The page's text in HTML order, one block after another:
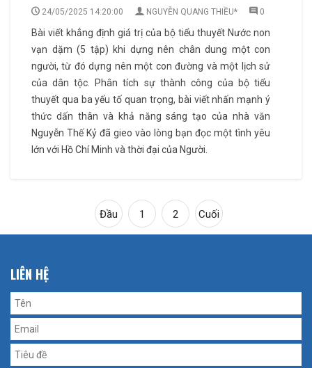
24/05/2025 14:20:00 NGUYỄN QUANG THIỀU* 0
Bài viết khẳng định giá trị của bộ tiểu thuyết Nước non
vạn dặm (5 tập) khi dựng nên chân dung một con
người, từ đó dựng nên một con đường và một lịch sử
của dân tộc. Phân tích sự thành công của bộ tiểu
thuyết qua ba yếu tố quan trọng, bài viết nhấn mạnh ý
thức dấn thân và khả năng sáng tạo của nhà văn
Nguyễn Thế Kỷ đã gieo vào lòng bạn đọc một tình yêu
lớn với Hồ Chí Minh và thời đại của Người.
Đầu 1 2 Cuối
LIÊN HỆ